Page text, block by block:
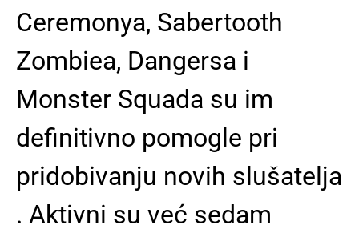
Ceremonya, Sabertooth
Zombiea, Dangersa i
Monster Squada su im
definitivno pomogle pri
pridobivanju novih slušatelja
. Aktivni su već sedam